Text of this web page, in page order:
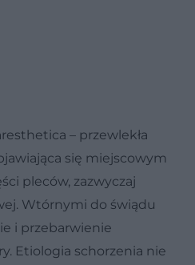
– przewlekła
się miejscowym
pleców, zazwyczaj
Wtórnymi do świądu
i przebarwienie
Etiologia schorzenia nie